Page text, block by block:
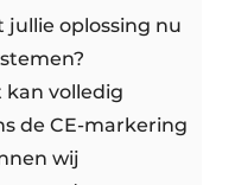
jullie oplossing nu
kan volledig
de CE-markering
wij